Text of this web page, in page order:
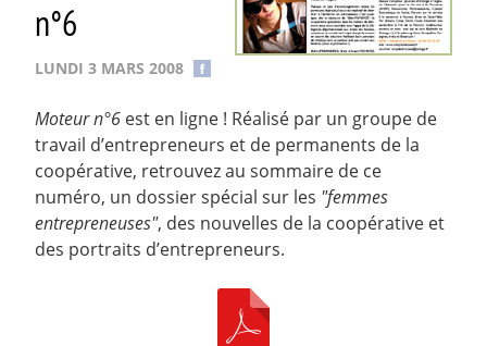
n°6
LUNDI 3 MARS 2008
Moteur n°6 est en ligne ! Réalisé par un groupe de
travail d’entrepreneurs et de permanents de la
coopérative, retrouvez au sommaire de ce
numéro, un dossier spécial sur les "femmes
entrepreneuses", des nouvelles de la coopérative et
des portraits d’entrepreneurs.